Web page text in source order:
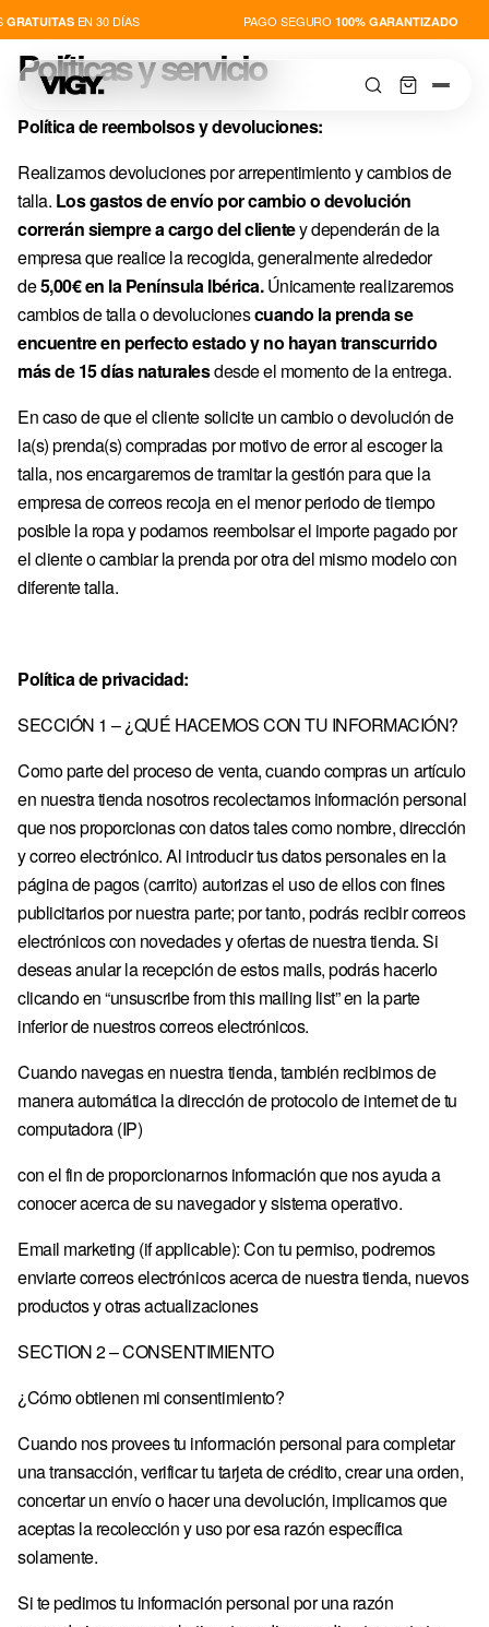
EN 30 DÍAS PAGO SEGURO100% GARANTIZADO
TIENDA
NOVEDADES
Sign in
BE · € — BÉLGICA
BG · € — BULGARIA
CZ · KČ — CHEQUIA
HR · € — CROACIA
DK · KR. — DINAMARCA
SK · € — ESLOVAQUIA
SI · € — ESLOVENIA
ES · € — ESPAÑA
US · $ — ESTADOS UNIDOS
FI · € — FINLANDIA
FR · € — FRANCIA
GR · € — GRECIA
HU · FT — HUNGRÍA
IE · € — IRLANDA
IT · € — ITALIA
LV · € — LETONIA
LT · € — LITUANIA
LU · € — LUXEMBURGO
MC · € — MÓNACO
NL · € — PAÍSES BAJOS
PL · ZŁ — POLONIA
PT · € — PORTUGAL
GB · £ — REINO UNIDO
Políticas y servicio
Política de reembolsos y devoluciones:
Realizamos devoluciones por arrepentimiento y cambios de
talla. Los gastos de envío por cambio o devolución
correrán siempre a cargo del clientey dependerán de la
empresa que realice la recogida, generalmente alrededor
de5,00€ en la Península Ibérica.Únicamente realizaremos
cambios de talla o devolucionescuando la prenda se
encuentre en perfecto estado y no hayan transcurrido
más de 15 días naturalesdesde el momento de la entrega.
En caso de que el cliente solicite un cambio o devolución de
la(s) prenda(s) compradas por motivo de error al escoger la
talla, nos encargaremos de tramitar la gestión para que la
empresa de correos recoja en el menor periodo de tiempo
posible la ropa y podamos reembolsar el importe pagado por
el cliente o cambiar la prenda por otra del mismo modelo con
diferente talla.
Política de privacidad:
SECCIÓN 1 – ¿QUÉ HACEMOS CON TU INFORMACIÓN?
Como parte del proceso de venta, cuando compras un artículo
en nuestra tienda nosotros recolectamos información personal
que nos proporcionas con datos tales como nombre, dirección
y correo electrónico. Al introducir tus datos personales en la
página de pagos (carrito) autorizas el uso de ellos con fines
publicitarios por nuestra parte; por tanto, podrás recibir correos
electrónicos con novedades y ofertas de nuestra tienda. Si
deseas anular la recepción de estos mails, podrás hacerlo
clicando en “unsuscribe from this mailing list” en la parte
inferior de nuestros correos electrónicos.
Cuando navegas en nuestra tienda, también recibimos de
manera automática la dirección de protocolo de internet de tu
computadora (IP)
con el fin de proporcionarnos información que nos ayuda a
conocer acerca de su navegador y sistema operativo.
Email marketing (if applicable): Con tu permiso, podremos
enviarte correos electrónicos acerca de nuestra tienda, nuevos
productos y otras actualizaciones
SECTION 2 – CONSENTIMIENTO
¿Cómo obtienen mi consentimiento?
Cuando nos provees tu información personal para completar
una transacción, verificar tu tarjeta de crédito, crear una orden,
concertar un envío o hacer una devolución, implicamos que
aceptas la recolección y uso por esa razón específica
solamente.
Si te pedimos tu información personal por una razón